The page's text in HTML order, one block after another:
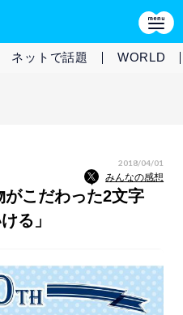
ネットで話題 WORLD
2018/04/01
みんなの感想
がこだわった2文字
る」